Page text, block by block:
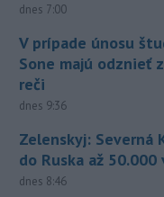
dnes 7:00
V prípade únosu
Sone majú odznieť
reči
dnes 9:36
Zelenskyj: Severná
do Ruska až 50.000
dnes 8:46